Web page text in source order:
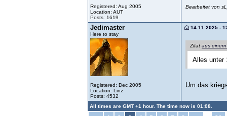
Registered: Aug 2005
Location: AUT
Posts: 1619
Bearbeitet von
Jedimaster
Here to stay
Registered: Dec 2005
Location: Linz
Posts: 4532
14.11.2025 -
Zitat aus einem
Alles unter
Um das
All times are GMT +1 hour. The time now is 01:08.